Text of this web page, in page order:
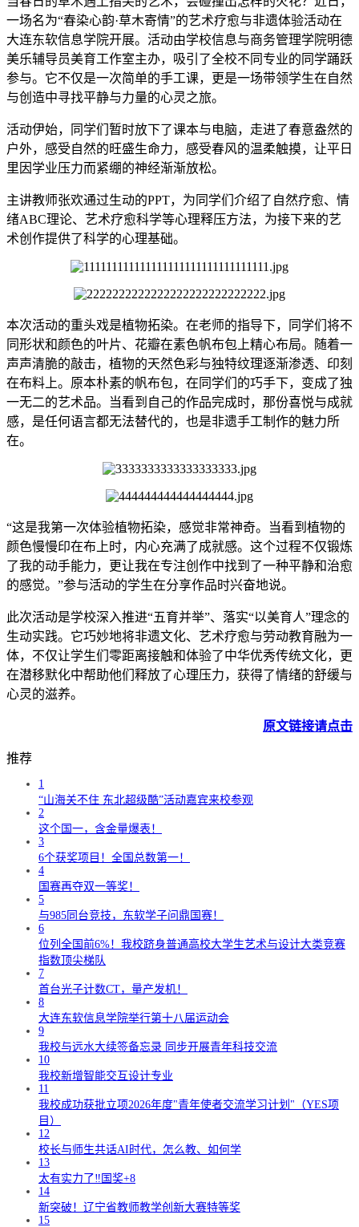
一场名为“春染心韵·草木寄情”的艺术疗愈与非遗体验活动在
大连东软信息学院开展。活动由学校信息与商务管理学院明德
美乐辅导员美育工作室主办，吸引了全校不同专业的同学踊跃
参与。它不仅是一次简单的手工课，更是一场带领学生在自然
与创造中寻找平静与力量的心灵之旅。
活动伊始，同学们暂时放下了课本与电脑，走进了春意盎然的
户外，感受自然的旺盛生命力，感受春风的温柔触摸，让平日
里因学业压力而紧绷的神经渐渐放松。
主讲教师张欢通过生动的PPT，为同学们介绍了自然疗愈、情
绪ABC理论、艺术疗愈科学等心理释压方法，为接下来的艺
术创作提供了科学的心理基础。
本次活动的重头戏是植物拓染。在老师的指导下，同学们将不
同形状和颜色的叶片、花瓣在素色帆布包上精心布局。随着一
声声清脆的敲击，植物的天然色彩与独特纹理逐渐渗透、印刻
在布料上。原本朴素的帆布包，在同学们的巧手下，变成了独
一无二的艺术品。当看到自己的作品完成时，那份喜悦与成就
感，是任何语言都无法替代的，也是非遗手工制作的魅力所
在。
“这是我第一次体验植物拓染，感觉非常神奇。当看到植物的
颜色慢慢印在布上时，内心充满了成就感。这个过程不仅锻炼
了我的动手能力，更让我在专注创作中找到了一种平静和治愈
的感觉。”参与活动的学生在分享作品时兴奋地说。
此次活动是学校深入推进“五育并举”、落实“以美育人”理念的
生动实践。它巧妙地将非遗文化、艺术疗愈与劳动教育融为一
体，不仅让学生们零距离接触和体验了中华优秀传统文化，更
在潜移默化中帮助他们释放了心理压力，获得了情绪的舒缓与
心灵的滋养。
原文链接请点击
推荐
1
“山海关不住 东北超级酷”活动嘉宾来校参观
2
这个国一，含金量爆表！
3
6个获奖项目！全国总数第一！
4
国赛再夺双一等奖！
5
与985同台竞技，东软学子问鼎国赛！
6
位列全国前6%！我校跻身普通高校大学生艺术与设计大类竞赛
指数顶尖梯队
7
首台光子计数CT，量产发机！
8
大连东软信息学院举行第十八届运动会
9
我校与远水大续签备忘录 同步开展青年科技交流
10
我校新增智能交互设计专业
11
我校成功获批立项2026年度"青年使者交流学习计划"（YES项
目）
12
校长与师生共话AI时代，怎么教、如何学
13
太有实力了‼️国奖+8
14
新突破！辽宁省教师教学创新大赛特等奖
15